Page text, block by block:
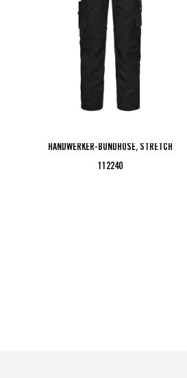
HANDWERKER-BUNDHOSE, STRETCH
112240